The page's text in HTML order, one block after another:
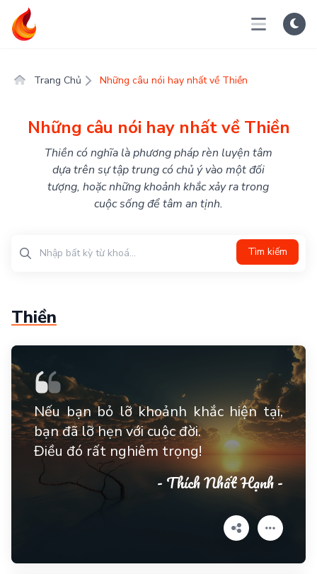
Trang Chủ Những câu nói hay nhất về Thiền
Những câu nói hay nhất về Thiền
Thiền có nghĩa là phương pháp rèn luyện tâm
dựa trên sự tập trung có chủ ý vào một đối
tượng, hoặc những khoảnh khắc xảy ra trong
cuộc sống để tâm an tịnh.
Tìm kiếm
Thiền
Nếu bạn bỏ lỡ khoảnh khắc hiện tại,
bạn đã lỡ hẹn với cuộc đời.
Điều đó rất nghiêm trọng!
- Thích Nhất Hạnh -